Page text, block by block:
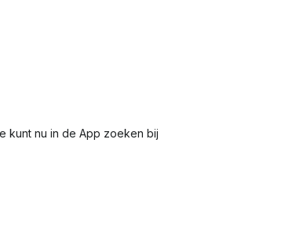
kunt nu in de App zoeken bij